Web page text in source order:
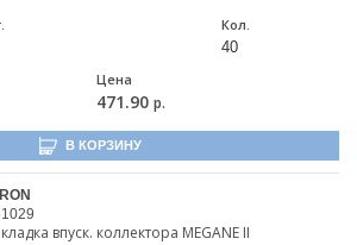
Кол.
40
Цена
471.90 р.
В КОРЗИНУ
впуск. коллектора MEGANE II